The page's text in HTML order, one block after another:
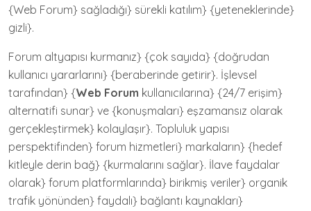
{Web Forum} sağladığı} sürekli katılım} {yeteneklerinde}
gizli}.
Forum altyapısı kurmanız} {çok sayıda} {doğrudan
kullanıcı yararlarını} {beraberinde getirir}. İşlevsel
tarafından} {Web Forum kullanıcılarına} {24/7 erişim}
alternatifi sunar} ve {konuşmaları} eşzamansız olarak
gerçekleştirmek} kolaylaşır}. Topluluk yapısı
perspektifinden} forum hizmetleri} markaların} {hedef
kitleyle derin bağ} {kurmalarını sağlar}. İlave faydalar
olarak} forum platformlarında} birikmiş veriler} organik
trafik yönünden} faydalı} bağlantı kaynakları}